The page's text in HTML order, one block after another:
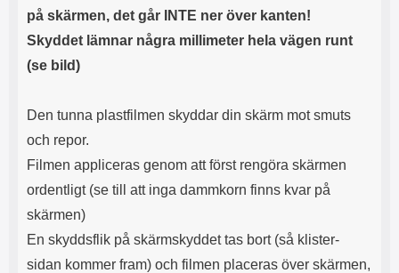
på skärmen, det går INTE ner över kanten!
Skyddet lämnar några millimeter hela vägen runt
(se bild)
Den tunna plastfilmen skyddar din skärm mot smuts
och repor.
Filmen appliceras genom att först rengöra skärmen
ordentligt (se till att inga dammkorn finns kvar på
skärmen)
En skyddsflik på skärmskyddet tas bort (så klister-
sidan kommer fram) och filmen placeras över skärmen,